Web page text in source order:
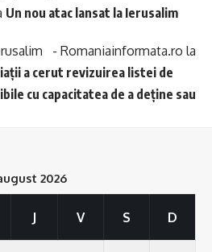
Un nou atac lansat la Ierusalim
- Romaniainformata.ro la
a cerut revizuirea listei de
cu capacitatea de a deține sau
2026
J V S D